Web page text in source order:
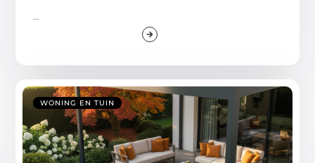
...
WONING EN TUIN